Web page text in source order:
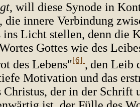
, will diese Synode in
die innere Verbindung
ins Licht stellen, denn die
Gottes wie des
des Lebens"[6] , den Leib
Motivation und das
Christus, der in der Schrift